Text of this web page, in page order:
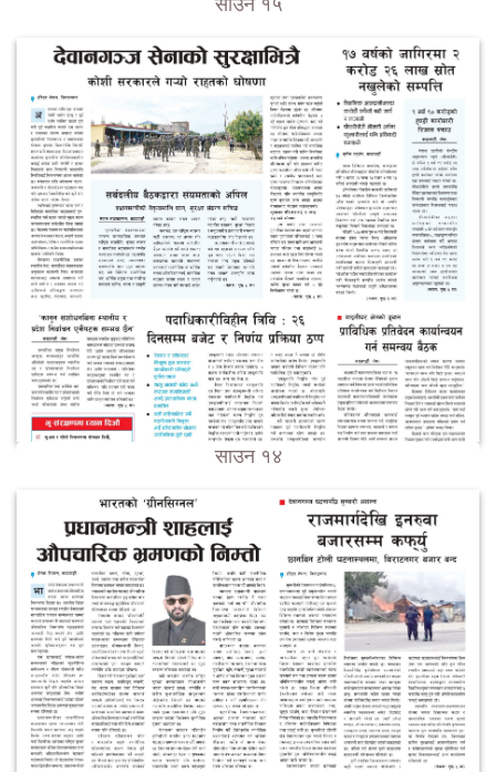
साउन १५
साउन १४